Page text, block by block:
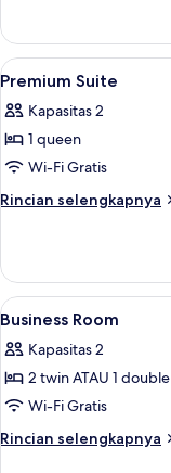
Deluxe
Suite
Lihat
semua
foto
untuk
Premium
Suite
11
Premium Suite
Kapasitas 2
1 queen
Wi-Fi Gratis
Rincian selengkapnya
Rincian
Premium
Suite
Lihat
semua
foto
untuk
Business
Room
1
Business Room
Kapasitas 2
2 twin ATAU 1 double
Wi-Fi Gratis
Rincian selengkapnya
Rincian